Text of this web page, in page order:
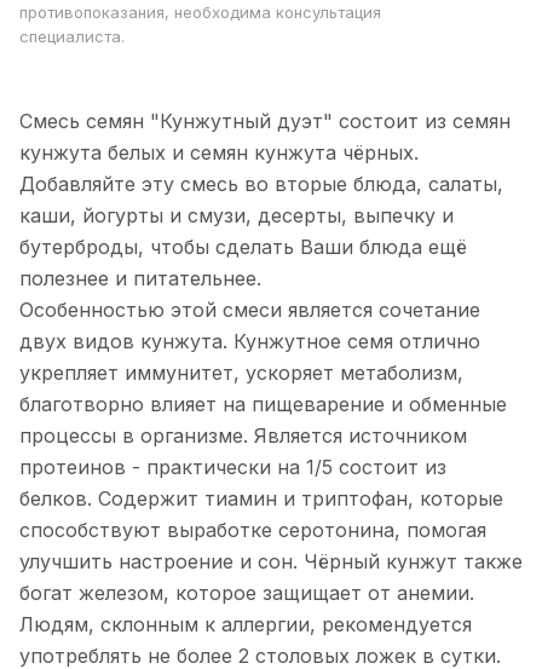
противопоказания, необходима консультация
специалиста.
Смесь семян "Кунжутный дуэт" состоит из семян
кунжута белых и семян кунжута чёрных.
Добавляйте эту смесь во вторые блюда, салаты,
каши, йогурты и смузи, десерты, выпечку и
бутерброды, чтобы сделать Ваши блюда ещё
полезнее и питательнее.
Особенностью этой смеси является сочетание
двух видов кунжута. Кунжутное семя отлично
укрепляет иммунитет, ускоряет метаболизм,
благотворно влияет на пищеварение и обменные
процессы в организме. Является источником
протеинов - практически на 1/5 состоит из
белков. Содержит тиамин и триптофан, которые
способствуют выработке серотонина, помогая
улучшить настроение и сон. Чёрный кунжут также
богат железом, которое защищает от анемии.
Людям, склонным к аллергии, рекомендуется
употреблять не более 2 столовых ложек в сутки.